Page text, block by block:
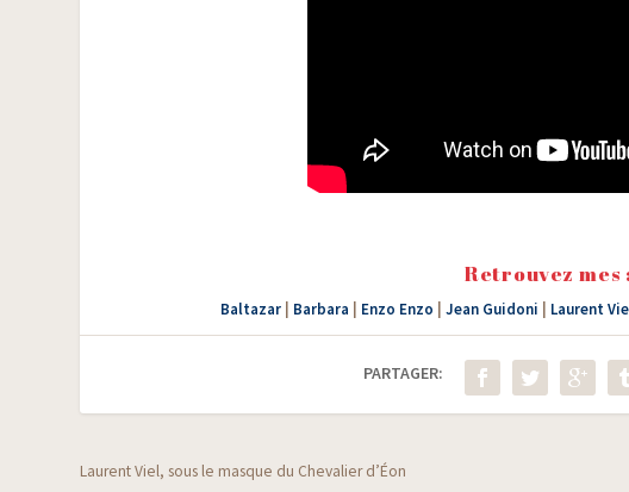
Retrouvez
Baltazar| Barbara Enzo Enzo Jean Guidoni Laurent
PARTAGER:
Laurent Viel, sous le masque du Chevalier d’Éon